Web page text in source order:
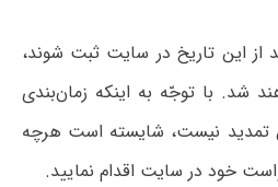
از این تاریخ در سایت ثبت شوند،
شد. با توجّه به اینکه زمان‌بندی
تمدید نیست، شایسته است هرچه
خود در سایت اقدام نمایید.